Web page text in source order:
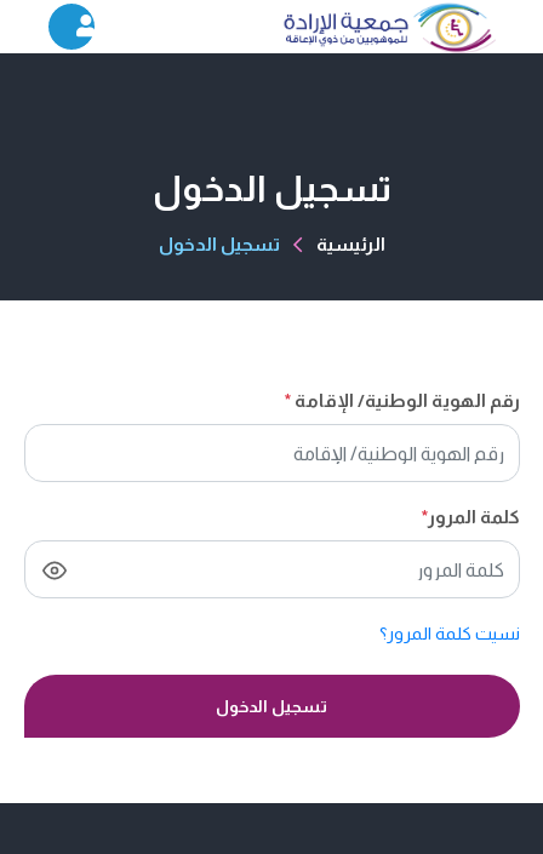
تسجيل الدخول
الرئيسية تسجيل الدخول
رقم الهوية الوطنية/ الإقامة*
كلمة المرور*
نسيت كلمة المرور؟
تسجيل الدخول